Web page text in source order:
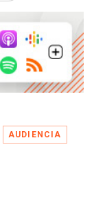
AUDIENCIA